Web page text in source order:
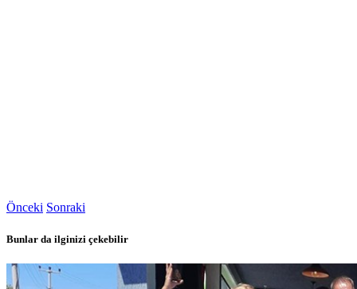
Önceki Sonraki
Bunlar da ilginizi çekebilir